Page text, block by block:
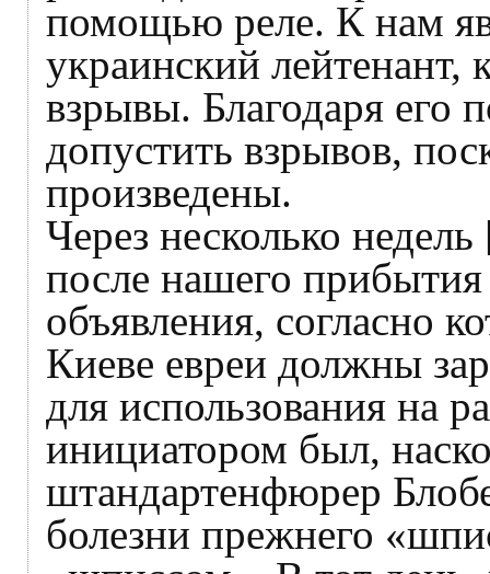
помощью реле. К нам
украинский лейтенант,
взрывы. Благодаря его
допустить взрывов,
произведены.
Через несколько
после нашего
объявления, согласно
Киеве евреи должны
для использования на
инициатором был,
штандартенфюрер
болезни прежнего